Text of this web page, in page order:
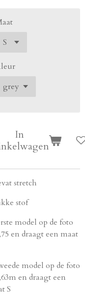
In
stretch
stof
model op de foto
en draagt een maat
model op de foto
en draagt een
S